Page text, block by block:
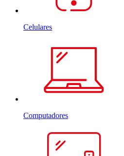
Celulares
Computadores